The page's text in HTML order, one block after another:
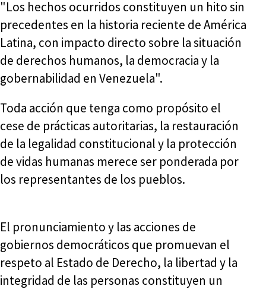
"Los hechos ocurridos constituyen un hito sin
precedentes en la historia reciente de América
Latina, con impacto directo sobre la situación
de derechos humanos, la democracia y la
gobernabilidad en Venezuela".
Toda acción que tenga como propósito el
cese de prácticas autoritarias, la restauración
de la legalidad constitucional y la protección
de vidas humanas merece ser ponderada por
los representantes de los pueblos.
El pronunciamiento y las acciones de
gobiernos democráticos que promuevan el
respeto al Estado de Derecho, la libertad y la
integridad de las personas constituyen un